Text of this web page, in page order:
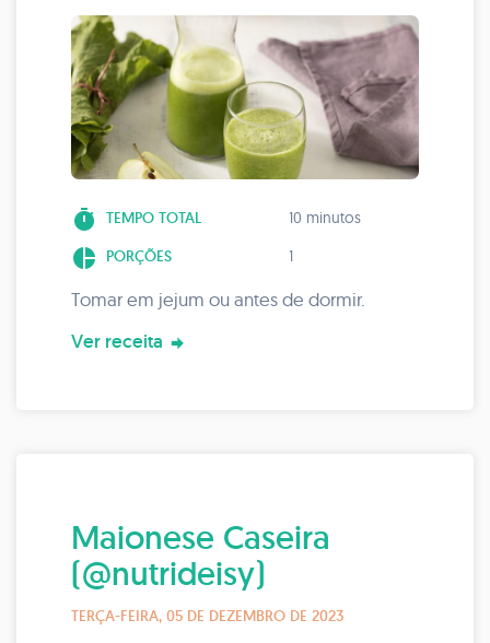
timer TEMPO TOTAL 10 minutos
pie_chart PORÇÕES 1
Tomar em jejum ou antes de dormir.
Ver receita
Maionese Caseira
(@nutrideisy)
TERÇA-FEIRA, 05 DE DEZEMBRO DE 2023